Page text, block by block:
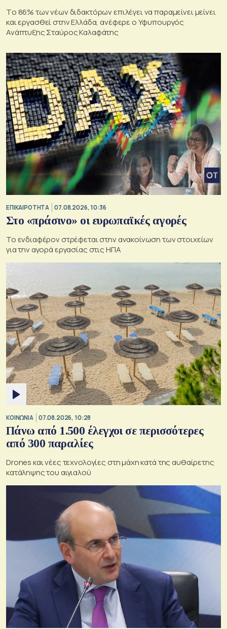
Tο 86% των νέων διδακτόρων επιλέγει να παραμείνει μείνει
και εργασθεί στην Ελλάδα, ανέφερε ο Υφυπουργός
Ανάπτυξης Σταύρος Καλαφάτης
ΕΠΙΚΑΙΡΟΤΗΤΑ 07.08.2026, 10:36
Στο «πράσινο» οι ευρωπαϊκές αγορές
Το ενδιαφέρον στρέφεται στην ανακοίνωση των στοιχείων
για την αγορά εργασίας στις ΗΠΑ
ΚΟΙΝΩΝΙΑ 07.08.2026, 10:28
Πάνω από 1.500 έλεγχοι σε περισσότερες
από 300 παραλίες
Drones και νέες τεχνολογίες στη μάχη κατά της αυθαίρετης
κατάληψης του αιγιαλού